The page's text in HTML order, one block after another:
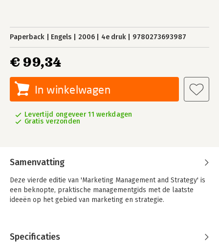
Paperback Engels 2006 4e druk 9780273693987
€ 99,34
In winkelwagen
Levertijd ongeveer 11 werkdagen
Gratis verzonden
Samenvatting
Deze vierde editie van 'Marketing Management and Strategy' is
een beknopte, praktische managementgids met de laatste
ideeën op het gebied van marketing en strategie.
Specificaties